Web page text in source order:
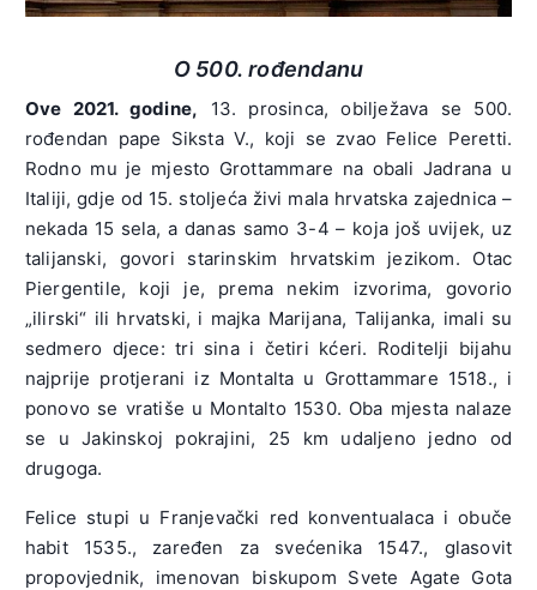
O 500. rođendanu
Ove 2021. godine, 13. prosinca, obilježava se 500.
rođendan pape Siksta V., koji se zvao Felice Peretti.
Rodno mu je mjesto Grottammare na obali Jadrana u
Italiji, gdje od 15. stoljeća živi mala hrvatska zajednica –
nekada 15 sela, a danas samo 3-4 – koja još uvijek, uz
talijanski, govori starinskim hrvatskim jezikom. Otac
Piergentile, koji je, prema nekim izvorima, govorio
„ilirski“ ili hrvatski, i majka Marijana, Talijanka, imali su
sedmero djece: tri sina i četiri kćeri. Roditelji bijahu
najprije protjerani iz Montalta u Grottammare 1518., i
ponovo se vratiše u Montalto 1530. Oba mjesta nalaze
se u Jakinskoj pokrajini, 25 km udaljeno jedno od
drugoga.
Felice stupi u Franjevački red konventualaca i obuče
habit 1535., zaređen za svećenika 1547., glasovit
propovjednik, imenovan biskupom Svete Agate Gota